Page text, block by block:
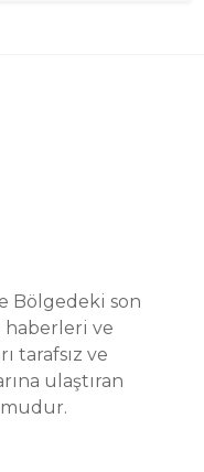
Bölgedeki son
ve
tarafsız ve
ulaştıran